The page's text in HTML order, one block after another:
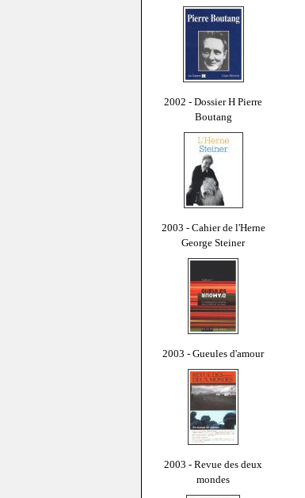
2002 - Dossier H Pierre
Boutang
2003 - Cahier de l'Herne
George Steiner
2003 - Gueules d'amour
2003 - Revue des deux
mondes